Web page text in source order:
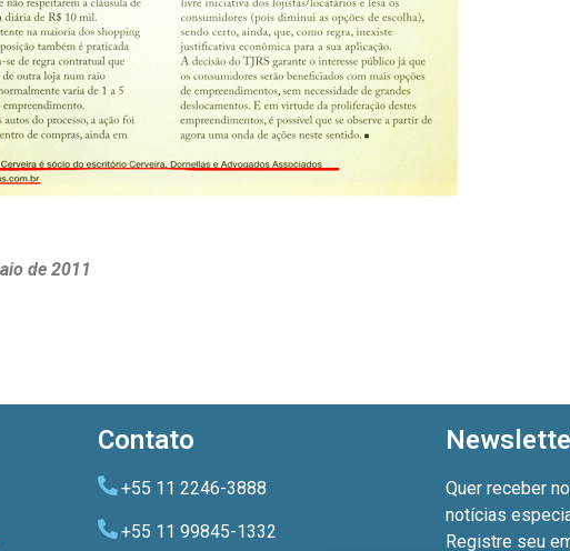
de 2011
Contato
+55 11 2246-3888
+55 11 99845-1332
Quer receber
notícias
Registre seu